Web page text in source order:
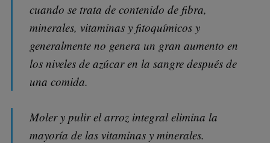
cuando se trata de contenido de fibra,
minerales, vitaminas y fitoquímicos y
generalmente no genera un gran aumento en
los niveles de azúcar en la sangre después de
una comida.
Moler y pulir el arroz integral elimina la
mayoría de las vitaminas y minerales.